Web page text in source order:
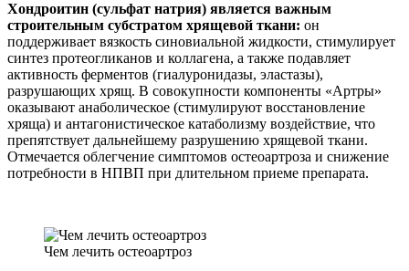
Хондроитин (сульфат натрия) является важным
строительным субстратом хрящевой ткани: он
поддерживает вязкость синовиальной жидкости, стимулирует
синтез протеогликанов и коллагена, а также подавляет
активность ферментов (гиалуронидазы, эластазы),
разрушающих хрящ. В совокупности компоненты «Артры»
оказывают анаболическое (стимулируют восстановление
хряща) и антагонистическое катаболизму воздействие, что
препятствует дальнейшему разрушению хрящевой ткани.
Отмечается облегчение симптомов остеоартроза и снижение
потребности в НПВП при длительном приеме препарата.
Чем лечить остеоартроз